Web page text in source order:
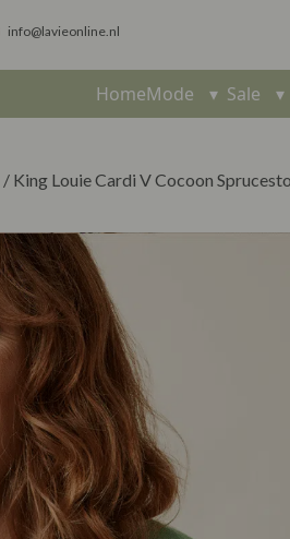
info@lavieonline.nl
HomeMode ▾ Sale ▾
/ King Louie Cardi V Cocoon